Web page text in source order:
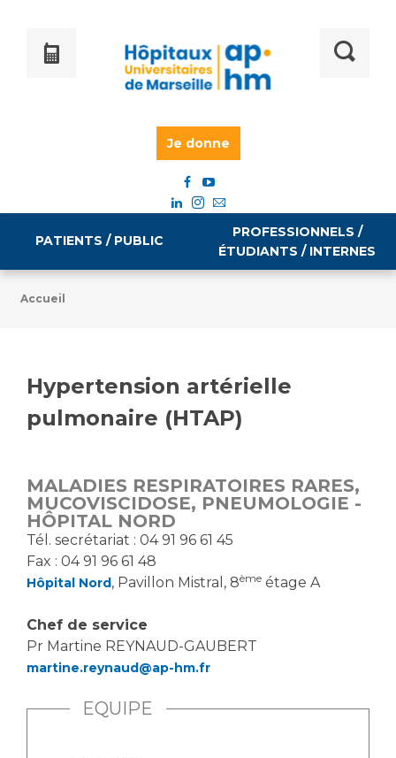
Je donne
PATIENTS / PUBLIC
Tarifs
Vous accompagnez, vous rendez visite à un patient
à réaliser
Vous avez une analyse à réaliser
Vous venez en consultation
myaphm, votre espace santé en ligne
Infos COVID-19
Vivre ensemble à l'hôpital
Culture à l'hôpital
PROFESSIONNELS /
ÉTUDIANTS / INTERNES
Emploi / formation
Emplois médicaux
Espace Formation
Étudiants hospitaliers
Emplois techniques et médico-techniques
Emplois divers
Statuts
Stages paramédicaux
Accueil
Hypertension artérielle
pulmonaire (HTAP)
MALADIES RESPIRATOIRES RARES,
MUCOVISCIDOSE, PNEUMOLOGIE -
HÔPITAL NORD
Tél. se​crétariat : 04 91 96 61 45
Fax : 04 91 96 61 48
Hôpital Nord, Pavillon Mistral, 8ème étage A
Chef de service
Pr Martine REYNAUD-GAUBERT
martine.reynaud@ap-hm.fr
EQUIPE